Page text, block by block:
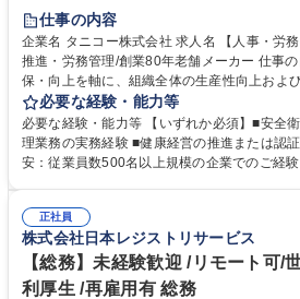
完全週休2日制
寮・社宅あり
仕事の内容
企業名 タニコー株式会社 求人名 【人事・労務担当】安全衛生・健康経営
推進・労務管理/創業80年老舗メーカー 仕事の内容 社員の健康と安全の確
保・向上を軸に、組織全体の生産性向上およ
営層と密接に連携しながら、定型業務にとど
などの上流工程から関与していただきます。 【主な業務内容】■安全衛生
業務（ストレスチェック、健康診断の運用、
経営認証取得に向けた企画・推進■労務管理（
を底上げすべく、ともにご活躍いただける方の増
職種 【人事・労務担当】安全衛生・健康経営
舗メーカー
必要な経験・能力等
必要な経験・能力等 【いずれか必須】■安全
理業務の実務経験 ■健康経営の推進または認
安：従業員数500名以上規模の企業でのご経験 【求める人物像】■周囲
部門と連携しながら業務を推進できる方
使用経験をお持ちの方 学歴・資格 学歴：大学院 大学 高専 短大 専修学校
高校 語学力： 資格：
正社員
株式会社日本レジストリサービス
【総務】未経験歓迎 /リモート可/
利厚生 /再雇用有 総務